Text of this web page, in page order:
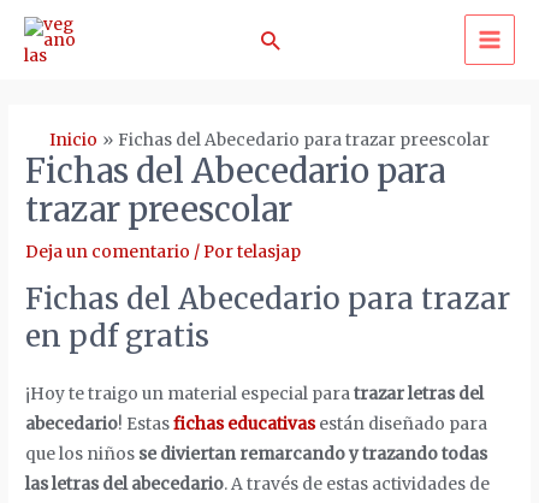
Buscar
Inicio Fichas del Abecedario para trazar preescolar
Fichas del Abecedario para
trazar preescolar
Deja un comentario / Portelasjap
Fichas del Abecedario para trazar
en pdf gratis
¡Hoy te traigo un material especial paratrazar letras del
abecedario! Estasfichas educativasestán diseñado para
que los niños se diviertan remarcando y trazando todas
las letras del abecedario. A través de estas actividades de